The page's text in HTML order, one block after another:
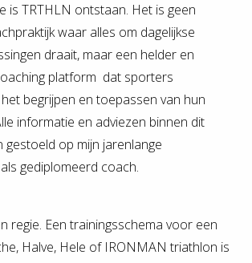
is TRTHLN ontstaan. Het is geen
waar alles om dagelijkse
draait, maar een helder en
platform dat sporters
begrijpen en toepassen van hun
informatie en adviezen binnen dit
gestoeld op mijn jarenlange
gediplomeerd coach.
regie. Een trainingsschema voor een
Halve, Hele of IRONMAN triathlon is